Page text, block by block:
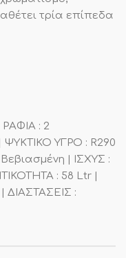
τρία επίπεδα
: 2
ΥΓΡΟ : R290
| ΙΣΧΥΣ :
: 58 Ltr |
ΔΙΑΣΤΑΣΕΙΣ :